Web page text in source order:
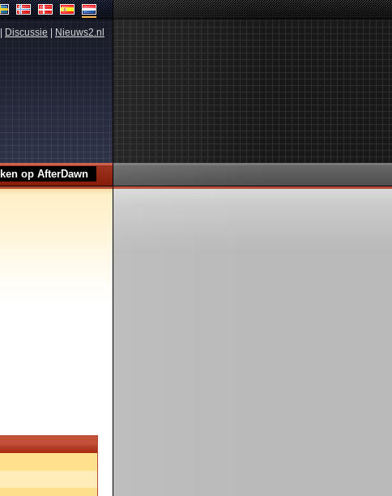
Discussie Nieuws2.nl